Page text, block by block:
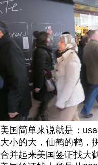
美国简单来说就是：usa
大小的大，仙鹤的鹤，
合并起来美国签证找大